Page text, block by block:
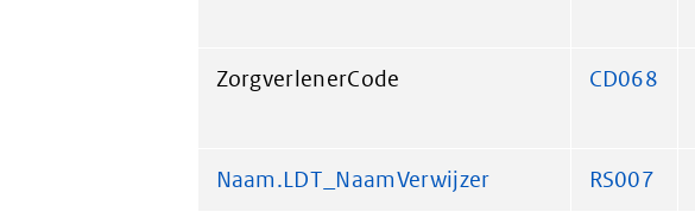
ZorgverlenerCode CD068
Naam.LDT_NaamVerwijzer RS007